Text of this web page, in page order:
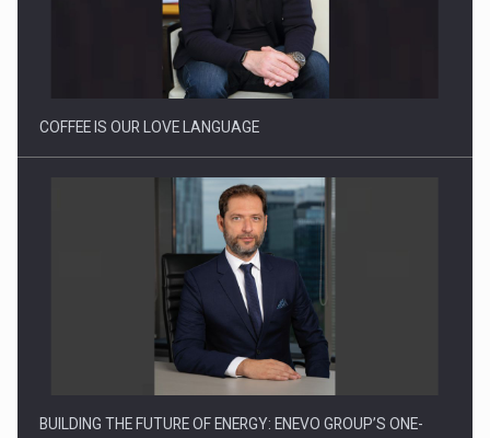
Proteinmaxxing and the Future of Protein Demand
COFFEE IS OUR LOVE LANGUAGE
BUILDING THE FUTURE OF ENERGY: ENEVO GROUP’S ONE-